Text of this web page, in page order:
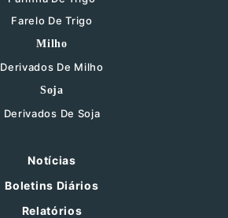
Farelo De Trigo
Milho
Derivados De Milho
Soja
Derivados De Soja
Notícias
Boletins Diários
Relatórios